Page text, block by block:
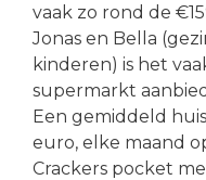
vaak zo rond de
Jonas en Bella
kinderen) is het
supermarkt
Een gemiddeld
euro, elke maand
Crackers pocket